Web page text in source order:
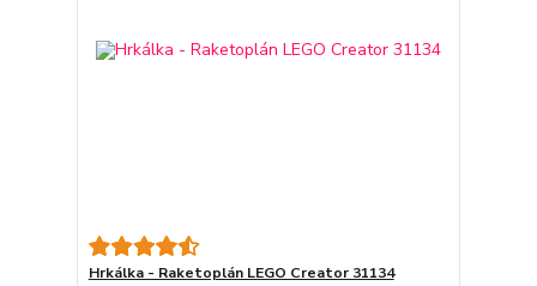
Hrkálka - Raketoplán LEGO Creator 31134